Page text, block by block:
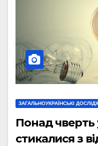
ЗАГАЛЬНОУКРАЇНСЬКІ
Понад чверть
стикалися з